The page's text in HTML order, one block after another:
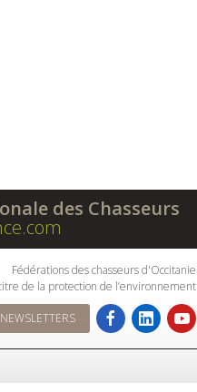
des Chasseurs
Fédérations des chasseurs d'Occitanie
de la protection de l’environnement
NEWSLETTERS